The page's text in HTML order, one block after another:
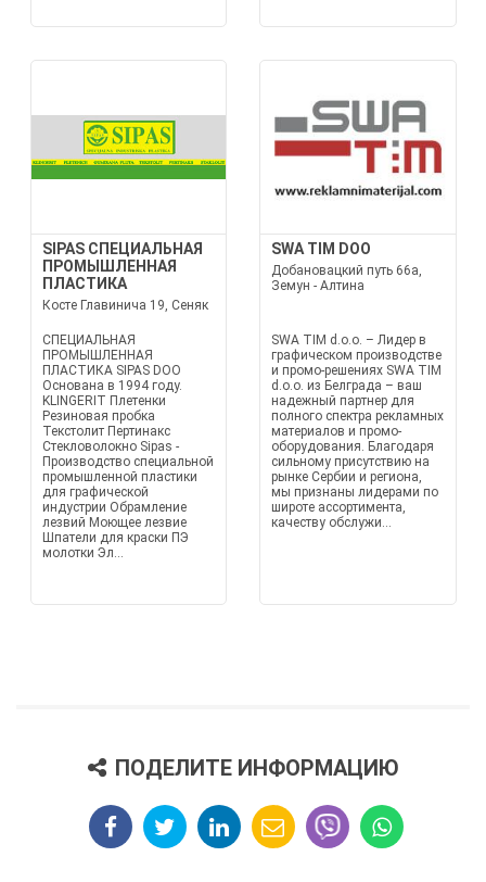
SIPAS СПЕЦИАЛЬНАЯ
ПРОМЫШЛЕННАЯ
ПЛАСТИКА
Косте Главинича 19, Сеняк
СПЕЦИАЛЬНАЯ
ПРОМЫШЛЕННАЯ
ПЛАСТИКА SIPAS DOO
Основана в 1994 году.
KLINGERIT Плетенки
Резиновая пробка
Текстолит Пертинакс
Стекловолокно Sipas -
Производство специальной
промышленной пластики
для графической
индустрии Обрамление
лезвий Моющее лезвие
Шпатели для краски ПЭ
молотки Эл...
SWA TIM DOO
Добановацкий путь 66а,
Земун - Алтина
SWA TIM d.o.o. – Лидер в
графическом производстве
и промо-решениях SWA TIM
d.o.o. из Белграда – ваш
надежный партнер для
полного спектра рекламных
материалов и промо-
оборудования. Благодаря
сильному присутствию на
рынке Сербии и региона,
мы признаны лидерами по
широте ассортимента,
качеству обслужи...
ПОДЕЛИТЕ ИНФОРМАЦИЮ